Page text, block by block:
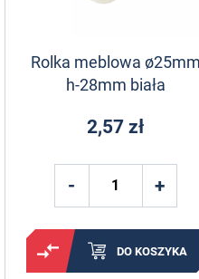
Rolka meblowa ø25mm
h-28mm biała
2,57 zł
DO KOSZYKA